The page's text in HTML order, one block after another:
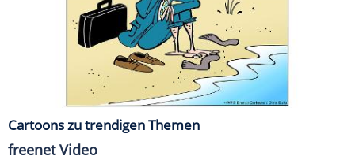
Cartoons zu trendigen Themen
freenet Video